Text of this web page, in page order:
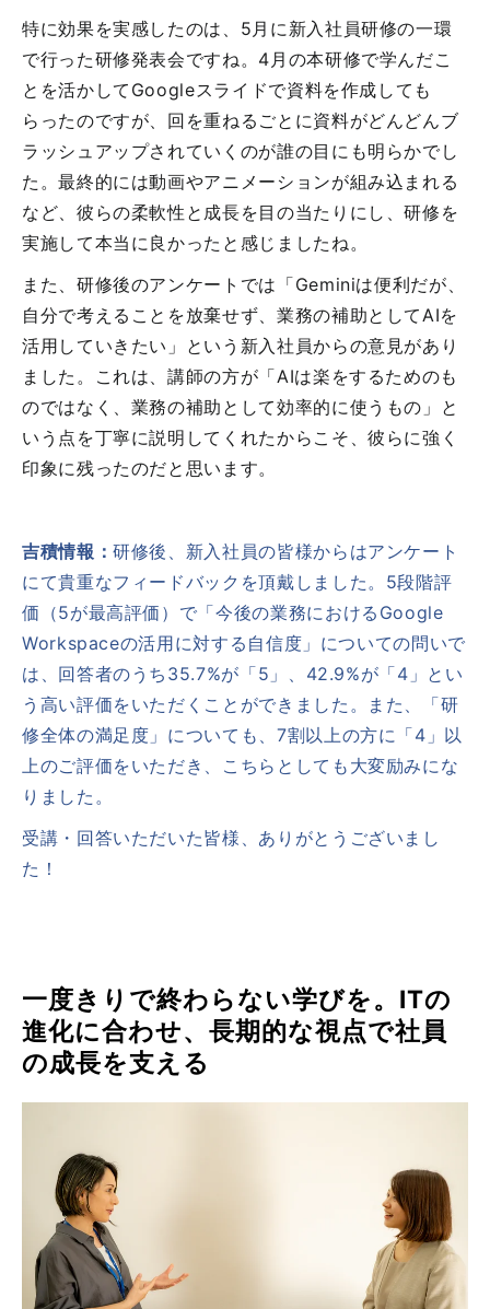
特に効果を実感したのは、5月に新入社員研修の一環
で行った研修発表会ですね。4月の本研修で学んだこ
とを活かしてGoogleスライドで資料を作成しても
らったのですが、回を重ねるごとに資料がどんどんブ
ラッシュアップされていくのが誰の目にも明らかでし
た。最終的には動画やアニメーションが組み込まれる
など、彼らの柔軟性と成長を目の当たりにし、研修を
実施して本当に良かったと感じましたね。
また、研修後のアンケートでは「Geminiは便利だが、
自分で考えることを放棄せず、業務の補助としてAIを
活用していきたい」という新入社員からの意見があり
ました。これは、講師の方が「AIは楽をするためのも
のではなく、業務の補助として効率的に使うもの」と
いう点を丁寧に説明してくれたからこそ、彼らに強く
印象に残ったのだと思います。
吉積情報：研修後、新入社員の皆様からはアンケート
にて貴重なフィードバックを頂戴しました。5段階評
価（5が最高評価）で「今後の業務におけるGoogle
Workspaceの活用に対する自信度」についての問いで
は、回答者のうち35.7%が「5」、42.9%が「4」とい
う高い評価をいただくことができました。また、「研
修全体の満足度」についても、7割以上の方に「4」以
上のご評価をいただき、こちらとしても大変励みにな
りました。
受講・回答いただいた皆様、ありがとうございまし
た！
一度きりで終わらない学びを。ITの
進化に合わせ、長期的な視点で社員
の成長を支える